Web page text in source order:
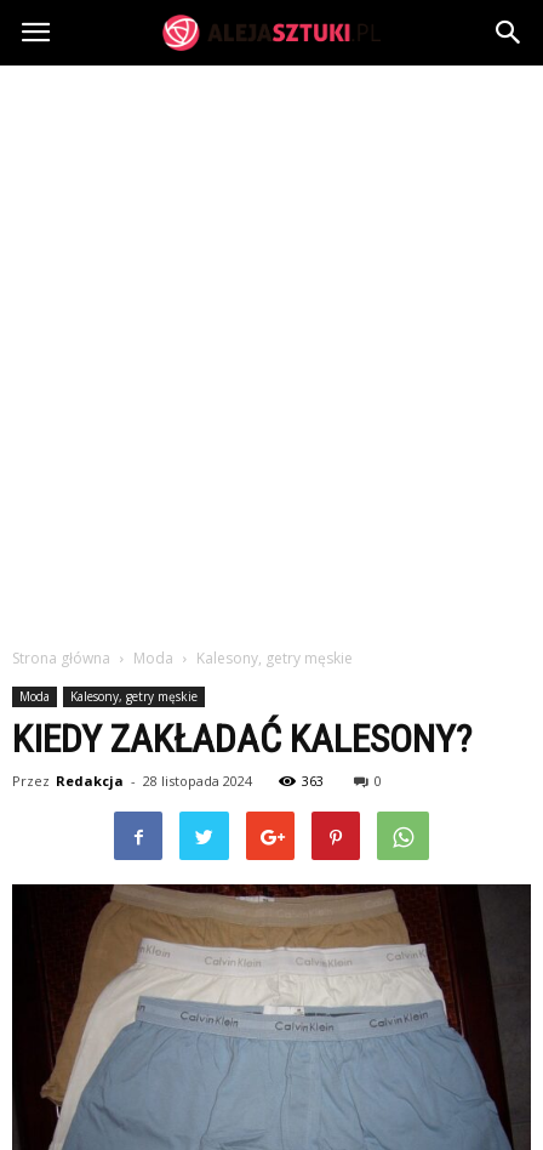
AlejaSztuki.pl
Strona główna Moda Kalesony, getry męskie
Moda Kalesony, getry męskie
KIEDY ZAKŁADAĆ KALESONY?
Przez Redakcja - 28 listopada 2024 363 0